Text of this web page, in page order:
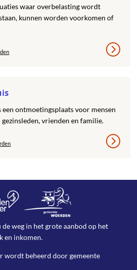
waar overbelasting wordt
kunnen worden voorkomen of
een ontmoetingsplaats voor mensen
vrienden en familie.
weg in het grote aanbod op het
en inkomen.
wordt beheerd doorgemeente